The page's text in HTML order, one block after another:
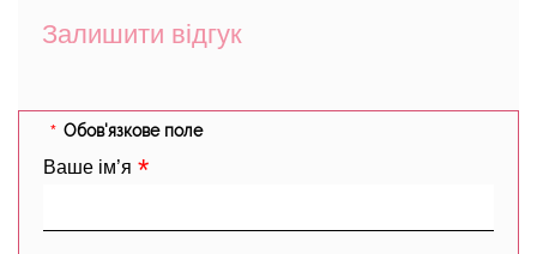
Залишити відгук
Обов'язкове поле
Ваше ім’я